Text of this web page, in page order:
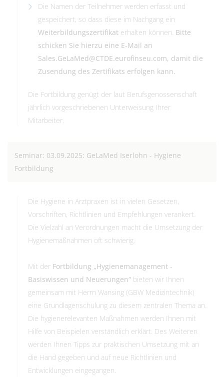
Die Namen der Teilnehmer werden erfasst und
gespeichert, so dass diese im Nachgang ein
Weiterbildungszertifikat erhalten können. Bitte
schicken Sie hierzu eine E-Mail an
Sales.GeLaMed@CTDE.eurofinseu.com, damit die
Zusendung des Zertifikats erfolgen kann.
Die Fortbildung genügt der laut Berufsgenossenschaft
jährlich vorgeschriebenen Unterweisung Ihrer
Mitarbeiter.
Seminar: 03.09.2025: GeLaMed Iserlohn - Hygiene
Fortbildung
Die Hygiene in Arztpraxen ist in vielen Gesetzen,
Vorschriften, Richtlinien und Empfehlungen verankert.
Die Vielzahl an Verordnungen macht die Umsetzung der
Hygienemaßnahmen oft schwierig.
Mit der Fortbildung „Hygienemanagement -
Basiswissen und Neuerungen“ bieten wir Ihnen
gemeinsam mit Herrn Wansing (GBW Medizintechnik)
eine Grundlagenschulung zu diesem zentralen Thema an.
Die hygienerelevanten Maßnahmen werden Ihnen mit
Hilfe von Beispielen verständlich erklärt. Des Weiteren
werden Ihnen Tipps zur praktischen Umsetzung mit an
die Hand gegeben und auf neue Richtlinien und
Entwicklungen eingegangen.